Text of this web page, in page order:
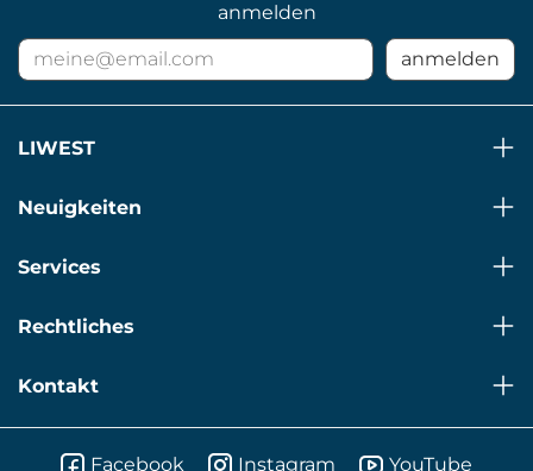
anmelden
Mail
Adresse
anmelden
LIWEST
Neuigkeiten
Services
Rechtliches
Kontakt
Facebook Instagram YouTube